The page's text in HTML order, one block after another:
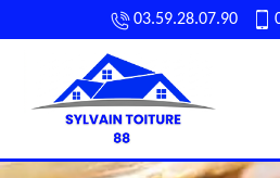
03.59.28.07.90